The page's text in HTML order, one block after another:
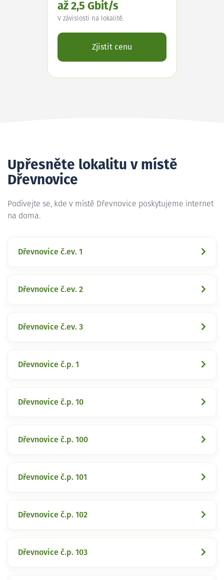
až 2,5 Gbit/s
V závislosti na lokalitě.
Zjistit cenu
Upřesněte lokalitu v místě
Dřevnovice
Podívejte se, kde v místě Dřevnovice poskytujeme internet
na doma.
Dřevnovice č.ev. 1
Dřevnovice č.ev. 2
Dřevnovice č.ev. 3
Dřevnovice č.p. 1
Dřevnovice č.p. 10
Dřevnovice č.p. 100
Dřevnovice č.p. 101
Dřevnovice č.p. 102
Dřevnovice č.p. 103